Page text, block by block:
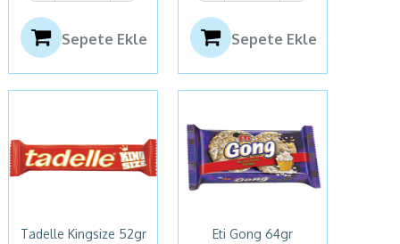
Sepete Ekle Sepete Ekle
Tadelle Kingsize 52gr Eti Gong 64gr